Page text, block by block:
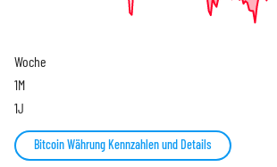
Woche
1M
1J
Bitcoin Währung Kennzahlen und Details